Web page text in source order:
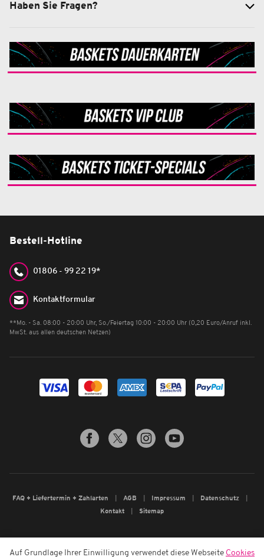
Haben Sie Fragen?
Bestell-Hotline
01806 - 99 22 19*
Kontaktformular
**Mo. - Sa. 08:00 - 20:00 Uhr, So./Feiertag 10:00 - 20:00 Uhr (0,20 Euro/Anruf inkl.
MwSt. aus allen deutschen Netzen)
FAQ + Liefertermin + Zahlarten AGB Impressum
Datenschutz
Kontakt
Sitemap
Auf Grundlage Ihrer Einwilligung verwendet diese Webseite Cookies